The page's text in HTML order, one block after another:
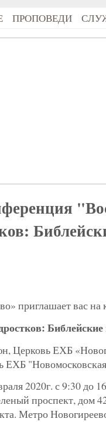
ПРОПОВЕДИ
приглашает вас
Церковь ЕХБ
ЕХБ
2020г. с 9:30 до
проспект, дом
Метро